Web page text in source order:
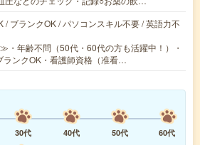
/ ブランクOK / パソコンスキル不要 / 英語力不
年齢不問（50代・60代の方も活躍中！）・
ランクOK・看護師資格（准看…
30代 40代 50代
60代